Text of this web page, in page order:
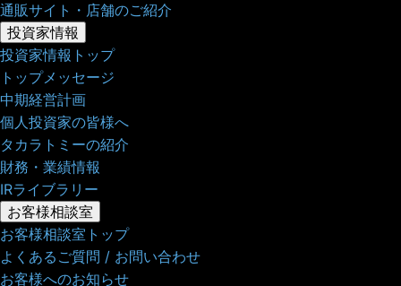
通販サイト・店舗のご紹介
投資家情報
投資家情報トップ
トップメッセージ
中期経営計画
個人投資家の皆様へ
タカラトミーの紹介
財務・業績情報
IRライブラリー
お客様相談室
お客様相談室トップ
よくあるご質問 / お問い合わせ
お客様へのお知らせ